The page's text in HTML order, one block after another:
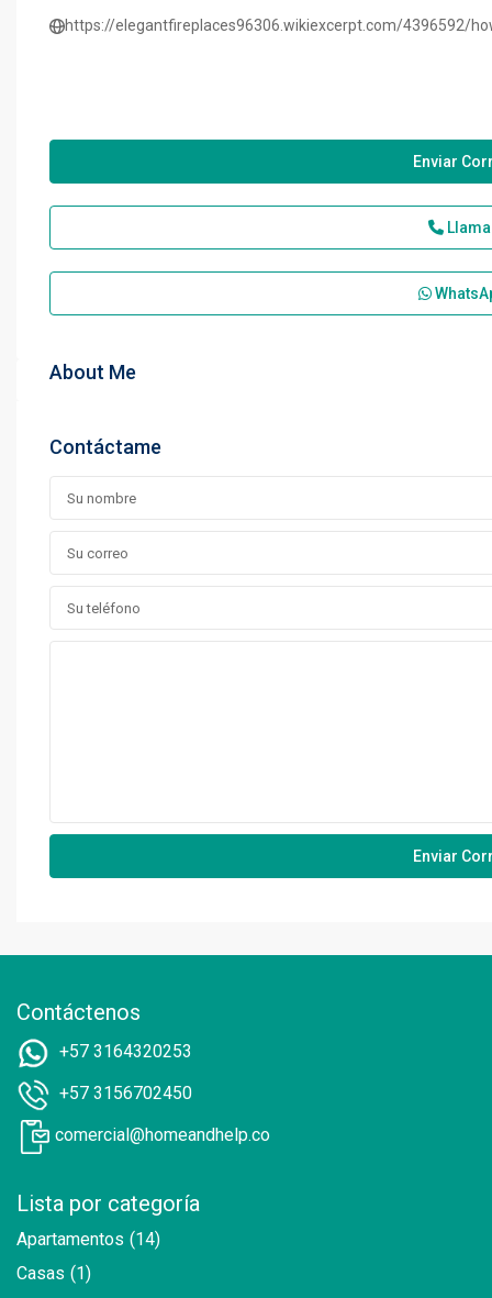
https://elegantfireplaces96306.wikiexcerpt.com/4396592/
Enviar
About Me
Contáctame
Contáctenos
+57 3164320253
+57 3156702450
comercial@homeandhelp.co
Lista por categoría
Apartamentos (14)
Casas (1)